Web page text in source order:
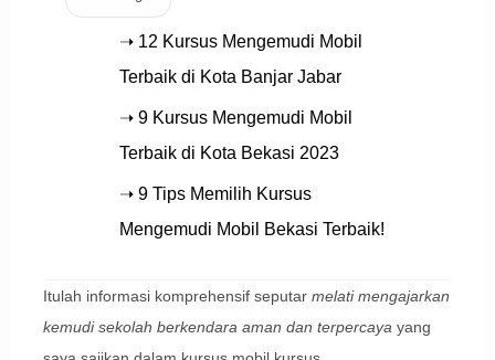
➝ 12 Kursus Mengemudi Mobil
Terbaik di Kota Banjar Jabar
➝ 9 Kursus Mengemudi Mobil
Terbaik di Kota Bekasi 2023
➝ 9 Tips Memilih Kursus
Mengemudi Mobil Bekasi Terbaik!
Itulah informasi komprehensif seputar melati mengajarkan
kemudi sekolah berkendara aman dan terpercaya yang